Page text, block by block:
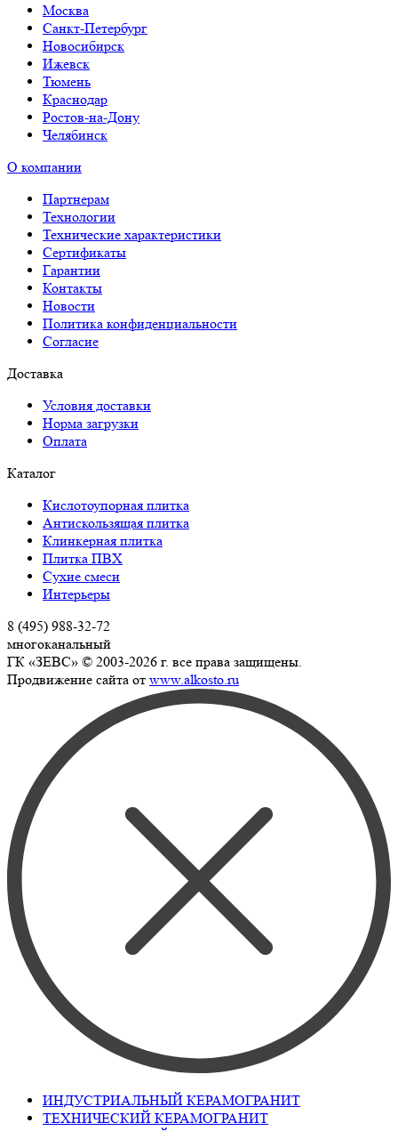
Москва
Санкт-Петербург
Новосибирск
Ижевск
Тюмень
Краснодар
Ростов-на-Дону
Челябинск
О компании
Партнерам
Технологии
Технические характеристики
Сертификаты
Гарантии
Контакты
Новости
Политика конфиденциальности
Согласие
Доставка
Условия доставки
Норма загрузки
Оплата
Каталог
Кислотоупорная плитка
Антискользящая плитка
Клинкерная плитка
Плитка ПВХ
Сухие смеси
Интерьеры
8 (495) 988-32-72
многоканальный
ГК «ЗЕВС» © 2003-2026 г. все права защищены.
Продвижение сайта от www.alkosto.ru
ИНДУСТРИАЛЬНЫЙ КЕРАМОГРАНИТ
ТЕХНИЧЕСКИЙ КЕРАМОГРАНИТ